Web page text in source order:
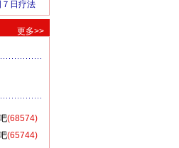
更多>>
(68574)
(65744)